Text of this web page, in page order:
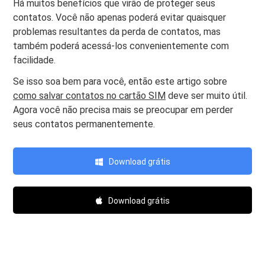
Há muitos benefícios que virão de proteger seus
contatos. Você não apenas poderá evitar quaisquer
problemas resultantes da perda de contatos, mas
também poderá acessá-los convenientemente com
facilidade.
Se isso soa bem para você, então este artigo sobre
como salvar contatos no cartão SIM deve ser muito útil.
Agora você não precisa mais se preocupar em perder
seus contatos permanentemente.
Download grátis
Download grátis